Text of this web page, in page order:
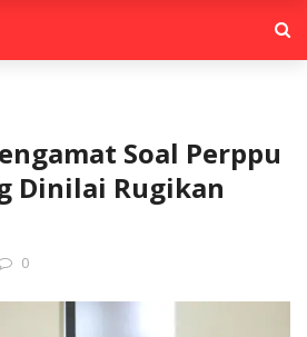
Soal Perppu
Dinilai Rugikan
0